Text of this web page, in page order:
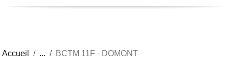
Accueil BCTM 11F - DOMONT